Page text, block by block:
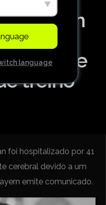
Bayern
acidente
treino
foi hospitalizado por 41
cerebral devido a um
emite comunicado.
language